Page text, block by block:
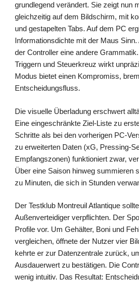
grundlegend verändert. Sie zeigt nun
gleichzeitig auf dem Bildschirm, mit
und gestapelten Tabs. Auf dem PC
Informationsdichte mit der Maus Sinn.
der Controller eine andere
Triggern und Steuerkreuz wirkt
Modus bietet einen Kompromiss,
Entscheidungsfluss.
Die visuelle Überladung erschwert
Eine eingeschränkte Ziel-Liste zu
Schritte als bei den vorherigen PC-
zu erweiterten Daten (xG, Pressing-
Empfangszonen) funktioniert zwar,
Über eine Saison hinweg summieren
zu Minuten, die sich in Stunden
Der Testklub Montreuil Atlantique
Außenverteidiger verpflichten. Der
Profile vor. Um Gehälter, Boni und
vergleichen, öffnete der Nutzer vier
kehrte er zur Datenzentrale zurück,
Ausdauerwert zu bestätigen. Die
wenig intuitiv. Das Resultat: